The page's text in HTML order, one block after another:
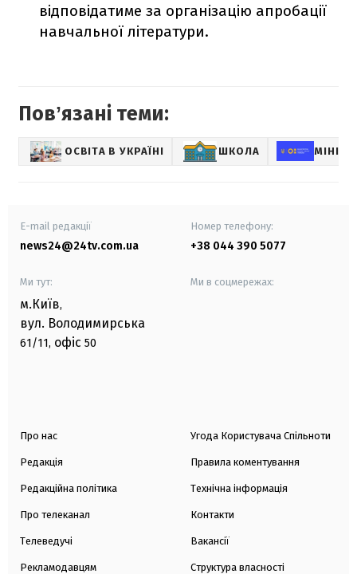
відповідатиме за організацію апробації
навчальної літератури.
Повʼязані теми:
ОСВІТА В УКРАЇНІ ШКОЛА
E-mail редакції
news24@24tv.com.ua
Номер телефону:
+38 044 390 5077
Ми тут:
м.Київ,
вул. Володимирська
61/11, офіс 50
Ми в соцмережах:
Про нас
Редакція
Редакційна політика
Про телеканал
Телеведучі
Рекламодавцям
Угода Користувача Спільноти
Правила коментування
Технічна інформація
Контакти
Вакансії
Структура власності